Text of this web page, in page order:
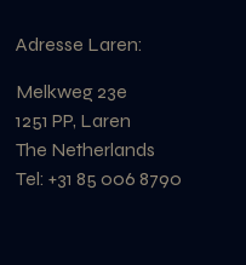
Adresse Laren:
Melkweg 23e
1251 PP, Laren
The Netherlands​
Tel: ‎+31 85 006 8790